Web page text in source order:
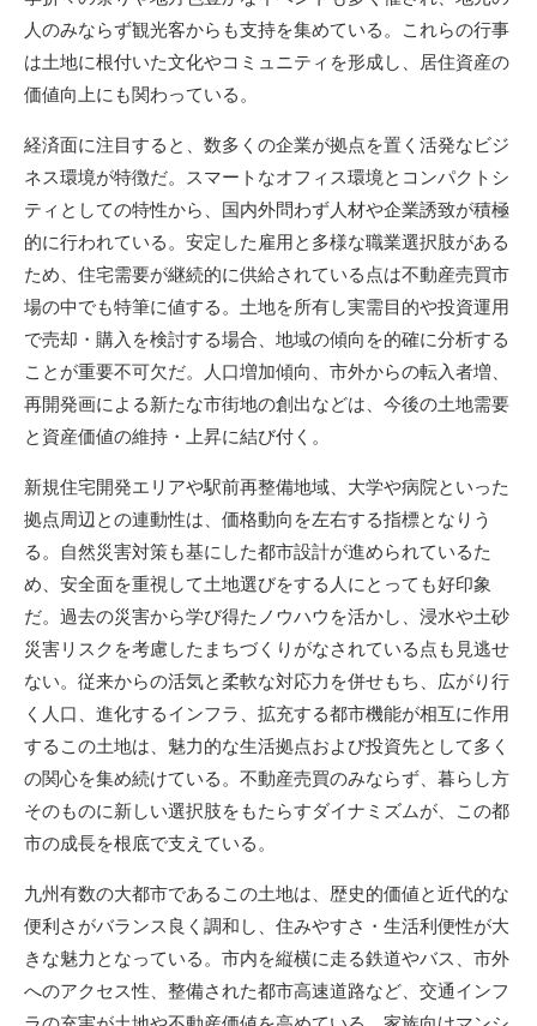
人のみならず観光客からも支持を集めている。これらの行事
は土地に根付いた文化やコミュニティを形成し、居住資産の
価値向上にも関わっている。
経済面に注目すると、数多くの企業が拠点を置く活発なビジ
ネス環境が特徴だ。スマートなオフィス環境とコンパクトシ
ティとしての特性から、国内外問わず人材や企業誘致が積極
的に行われている。安定した雇用と多様な職業選択肢がある
ため、住宅需要が継続的に供給されている点は不動産売買市
場の中でも特筆に値する。土地を所有し実需目的や投資運用
で売却・購入を検討する場合、地域の傾向を的確に分析する
ことが重要不可欠だ。人口増加傾向、市外からの転入者増、
再開発画による新たな市街地の創出などは、今後の土地需要
と資産価値の維持・上昇に結び付く。
新規住宅開発エリアや駅前再整備地域、大学や病院といった
拠点周辺との連動性は、価格動向を左右する指標となりう
る。自然災害対策も基にした都市設計が進められているた
め、安全面を重視して土地選びをする人にとっても好印象
だ。過去の災害から学び得たノウハウを活かし、浸水や土砂
災害リスクを考慮したまちづくりがなされている点も見逃せ
ない。従来からの活気と柔軟な対応力を併せもち、広がり行
く人口、進化するインフラ、拡充する都市機能が相互に作用
するこの土地は、魅力的な生活拠点および投資先として多く
の関心を集め続けている。不動産売買のみならず、暮らし方
そのものに新しい選択肢をもたらすダイナミズムが、この都
市の成長を根底で支えている。
九州有数の大都市であるこの土地は、歴史的価値と近代的な
便利さがバランス良く調和し、住みやすさ・生活利便性が大
きな魅力となっている。市内を縦横に走る鉄道やバス、市外
へのアクセス性、整備された都市高速道路など、交通インフ